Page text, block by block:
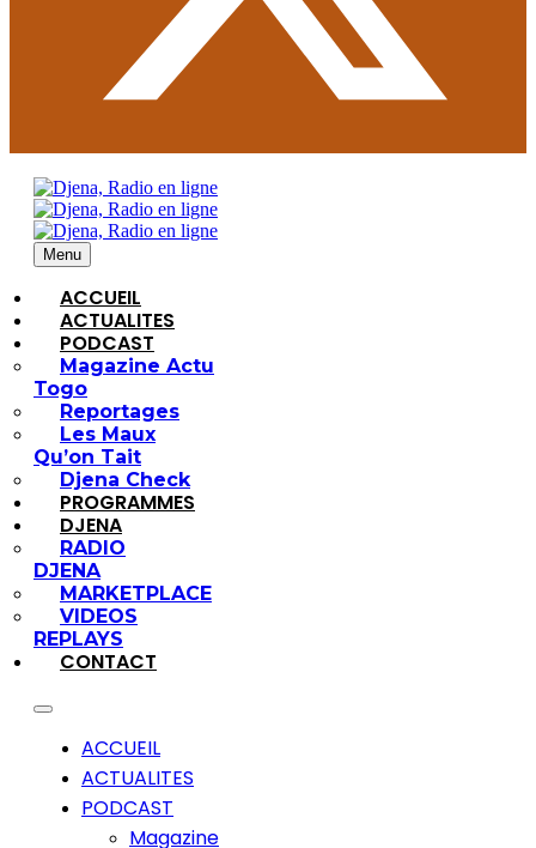
Menu
ACCUEIL
ACTUALITES
PODCAST
Magazine Actu
Togo
Reportages
Les Maux
Qu’on Tait
Djena Check
PROGRAMMES
DJENA
RADIO
DJENA
MARKETPLACE
VIDEOS
REPLAYS
CONTACT
ACCUEIL
ACTUALITES
PODCAST
Magazine